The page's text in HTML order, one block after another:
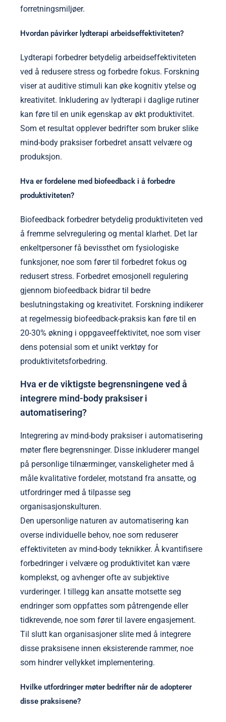
forretningsmiljøer.
Hvordan påvirker lydterapi arbeidseffektiviteten?
Lydterapi forbedrer betydelig arbeidseffektiviteten
ved å redusere stress og forbedre fokus. Forskning
viser at auditive stimuli kan øke kognitiv ytelse og
kreativitet. Inkludering av lydterapi i daglige rutiner
kan føre til en unik egenskap av økt produktivitet.
Som et resultat opplever bedrifter som bruker slike
mind-body praksiser forbedret ansatt velvære og
produksjon.
Hva er fordelene med biofeedback i å forbedre
produktiviteten?
Biofeedback forbedrer betydelig produktiviteten ved
å fremme selvregulering og mental klarhet. Det lar
enkeltpersoner få bevissthet om fysiologiske
funksjoner, noe som fører til forbedret fokus og
redusert stress. Forbedret emosjonell regulering
gjennom biofeedback bidrar til bedre
beslutningstaking og kreativitet. Forskning indikerer
at regelmessig biofeedback-praksis kan føre til en
20-30% økning i oppgaveeffektivitet, noe som viser
dens potensial som et unikt verktøy for
produktivitetsforbedring.
Hva er de viktigste begrensningene ved å
integrere mind-body praksiser i
automatisering?
Integrering av mind-body praksiser i automatisering
møter flere begrensninger. Disse inkluderer mangel
på personlige tilnærminger, vanskeligheter med å
måle kvalitative fordeler, motstand fra ansatte, og
utfordringer med å tilpasse seg
organisasjonskulturen.
Den upersonlige naturen av automatisering kan
overse individuelle behov, noe som reduserer
effektiviteten av mind-body teknikker. Å kvantifisere
forbedringer i velvære og produktivitet kan være
komplekst, og avhenger ofte av subjektive
vurderinger. I tillegg kan ansatte motsette seg
endringer som oppfattes som påtrengende eller
tidkrevende, noe som fører til lavere engasjement.
Til slutt kan organisasjoner slite med å integrere
disse praksisene innen eksisterende rammer, noe
som hindrer vellykket implementering.
Hvilke utfordringer møter bedrifter når de adopterer
disse praksisene?